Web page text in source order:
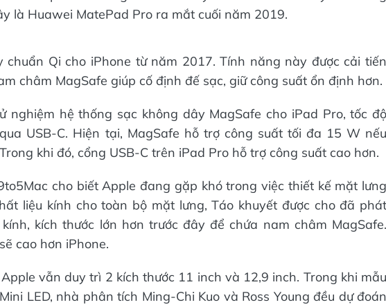
là Huawei MatePad Pro ra mắt cuối năm 2019.
Qi cho iPhone từ năm 2017. Tính năng này được cải tiến
châm MagSafe giúp cố định đế sạc, giữ công suất ổn định hơn.
nghiệm hệ thống sạc không dây MagSafe cho iPad Pro, tốc độ
USB-C. Hiện tại, MagSafe hỗ trợ công suất tối đa 15 W nếu
khi đó, cổng USB-C trên iPad Pro hỗ trợ công suất cao hơn.
cho biết Apple đang gặp khó trong việc thiết kế mặt lưng
liệu kính cho toàn bộ mặt lưng, Táo khuyết được cho đã phát
kích thước lớn hơn trước đây để chứa nam châm MagSafe.
cao hơn iPhone.
vẫn duy trì 2 kích thước 11 inch và 12,9 inch. Trong khi mẫu
LED, nhà phân tích Ming-Chi Kuo và Ross Young đều dự đoán